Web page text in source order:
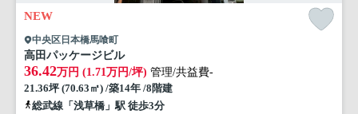
NEW
中央区日本橋馬喰町
高田パッケージビル
36.42万円 (1.71万円/坪) 管理/共益費-
21.36坪 (70.63㎡) /築14年 /8階建
総武線「浅草橋」駅 徒歩3分